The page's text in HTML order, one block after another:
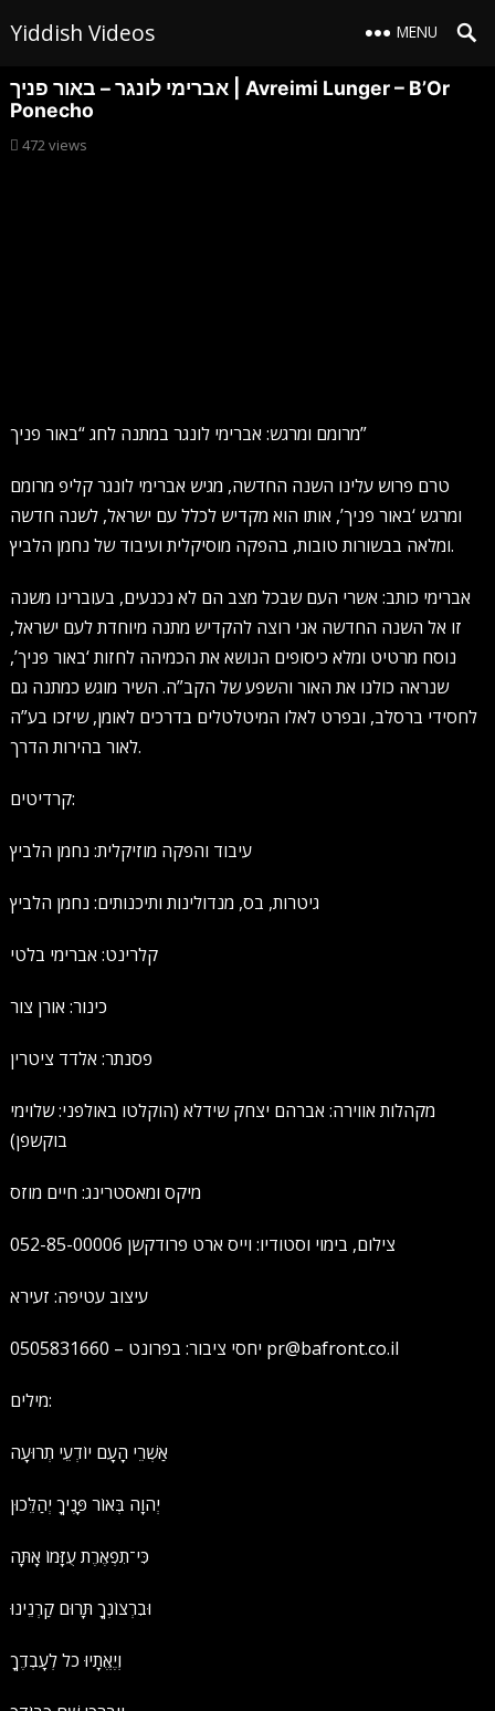
Yiddish Videos MENU
אברימי לונגר – באור פניך | Avreimi Lunger – B’Or
Ponecho
472views
מרומם ומרגש: אברימי לונגר במתנה לחג “באור פניך”
טרם פרוש עלינו השנה החדשה, מגיש אברימי לונגר קליפ מרומם
ומרגש ‘באור פניך’, אותו הוא מקדיש לכלל עם ישראל, לשנה חדשה
ומלאה בבשורות טובות, בהפקה מוסיקלית ועיבוד של נחמן הלביץ.
אברימי כותב: אשרי העם שבכל מצב הם לא נכנעים, בעוברינו משנה
זו אל השנה החדשה אני רוצה להקדיש מתנה מיוחדת לעם ישראל,
נוסח מרטיט ומלא כיסופים הנושא את הכמיהה לחזות ‘באור פניך’,
שנראה כולנו את האור והשפע של הקב”ה. השיר מוגש כמתנה גם
לחסידי ברסלב, ובפרט לאלו המיטלטלים בדרכים לאומן, שיזכו בע”ה
לאור בהירות הדרך.
קרדיטים:
עיבוד והפקה מוזיקלית: נחמן הלביץ
גיטרות, בס, מנדולינות ותיכנותים: נחמן הלביץ
קלרינט: אברימי בלטי
כינור: אורן צור
פסנתר: אלדד ציטרין
מקהלות אווירה: אברהם יצחק שידלא (הוקלטו באולפני: שלוימי
בוקשפן)
מיקס ומאסטרינג: חיים מוזס
צילום, בימוי וסטודיו: וייס ארט פרודקשן 052-85-00006
עיצוב עטיפה: זעירא
יחסי ציבור: בפרונט – 0505831660 pr@bafront.co.il
מילים:
אַשְׁרֵי הָעָם יוֹדְעֵי תְרוּעָה
יְהוָה בְּאוֹר פָּנֶיךָ יְהַלֵּכוּן
כִּי־תִפְאֶרֶת עֻזָּמוֹ אָתָּה
וּבִרְצוֹנְךָ תָּרוּם קַרְנֵינוּ
וְיֶאֱתָיוּ כֹל לְעָבְדֶךָ